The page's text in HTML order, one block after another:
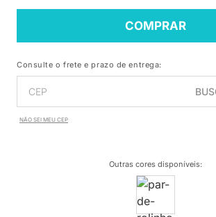
COMPRAR
Consulte o frete e prazo de entrega:
NÃO SEI MEU CEP
Outras cores disponíveis: